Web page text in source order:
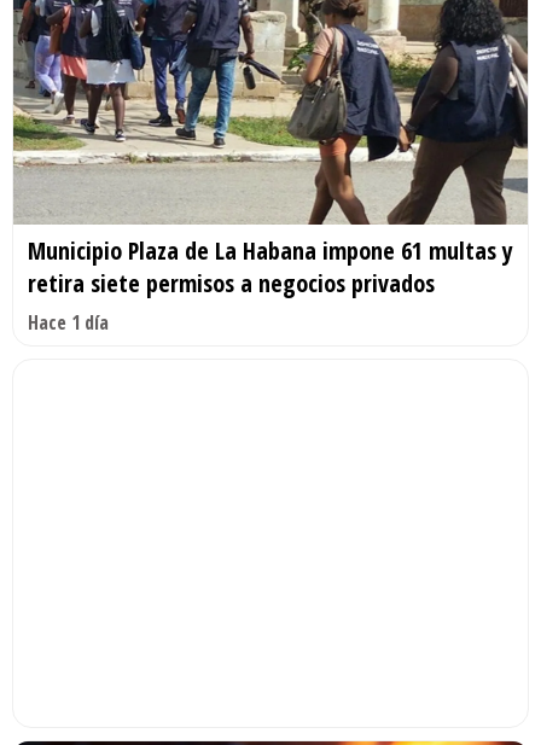
Municipio Plaza de La Habana impone 61 multas y
retira siete permisos a negocios privados
Hace 1 día